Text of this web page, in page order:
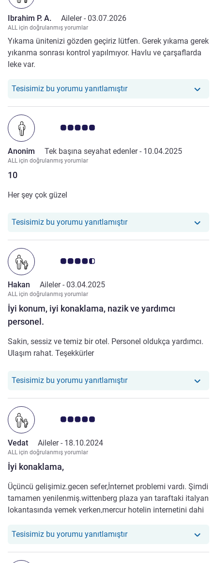
Ibrahim P. A. Aileler - 03.07.2026
ALL için doğrulanmış yorumlar
Yıkama ünitenizi gözden geçiriz lütfen. Gerek yıkama gerek
yıkanma sonrası kontrol yapılmıyor. Havlu ve çarşaflarda
leke var.
Tesisimiz bu yorumu yanıtlamıştırOtelimiz şu yoruma yanıt
10
Avis müşterileri puanı 5.0/5
Anonim Tek başına seyahat edenler - 10.04.2025
ALL için doğrulanmış yorumlar
Her şey çok güzel
Tesisimiz bu yorumu yanıtlamıştırOtelimiz şu yoruma yanıt
İyi konum, iyi konaklama, nazik ve yardımcı
personel.
Avis müşterileri puanı 4.5/5
Hakan Aileler - 03.04.2025
ALL için doğrulanmış yorumlar
Sakin, sessiz ve temiz bir otel. Personel oldukça yardımcı.
Ulaşım rahat. Teşekkürler
Tesisimiz bu yorumu yanıtlamıştırOtelimiz şu yoruma yanıt
İyi konaklama,
Avis müşterileri puanı 5.0/5
Vedat Aileler - 18.10.2024
ALL için doğrulanmış yorumlar
Üçüncü gelişimiz.gecen sefer,İnternet problemi vardı. Şimdi
tamamen yenilenmiş.wittenberg plaza yan taraftaki italyan
lokantasında yemek yerken,mercur hotelin internetini dahi
Tesisimiz bu yorumu yanıtlamıştırOtelimiz şu yoruma yanıt